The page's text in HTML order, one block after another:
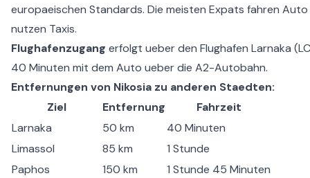
europaeischen Standards. Die meisten Expats fahren
nutzen Taxis.
Flughafenzugang erfolgt ueber den Flughafen Larnaka
40 Minuten mit dem Auto ueber die A2-Autobahn.
Entfernungen von Nikosia zu anderen Staedten:
Ziel
Entfernung
Fahrzeit
Larnaka
50 km
40 Minuten
Limassol
85 km
1 Stunde
Paphos
150 km
1 Stunde 45 Minuten